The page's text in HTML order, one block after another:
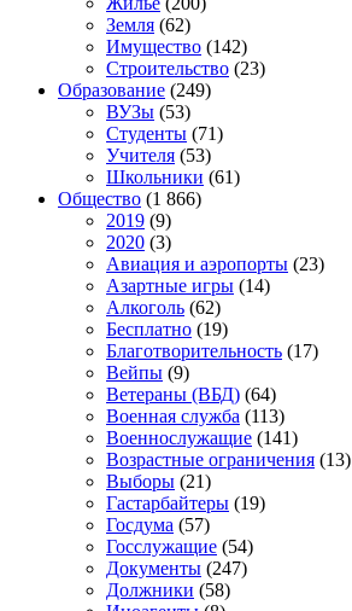
Земля (62)
Имущество (142)
Строительство (23)
Образование (249)
ВУЗы (53)
Студенты (71)
Учителя (53)
Школьники (61)
Общество (1 866)
2019 (9)
2020 (3)
Авиация и аэропорты (23)
Азартные игры (14)
Алкоголь (62)
Бесплатно (19)
Благотворительность (17)
Вейпы (9)
Ветераны (ВБД) (64)
Военная служба (113)
Военнослужащие (141)
Возрастные ограничения (13)
Выборы (21)
Гастарбайтеры (19)
Госдума (57)
Госслужащие (54)
Документы (247)
Должники (58)